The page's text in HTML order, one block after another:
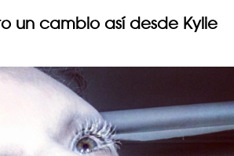
un cambio así desde Kylie